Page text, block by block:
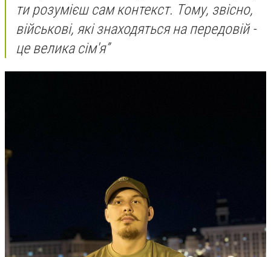
ти розумієш сам контекст. Тому, звісно,
військові, які знаходяться на передовій -
це велика сім'я”